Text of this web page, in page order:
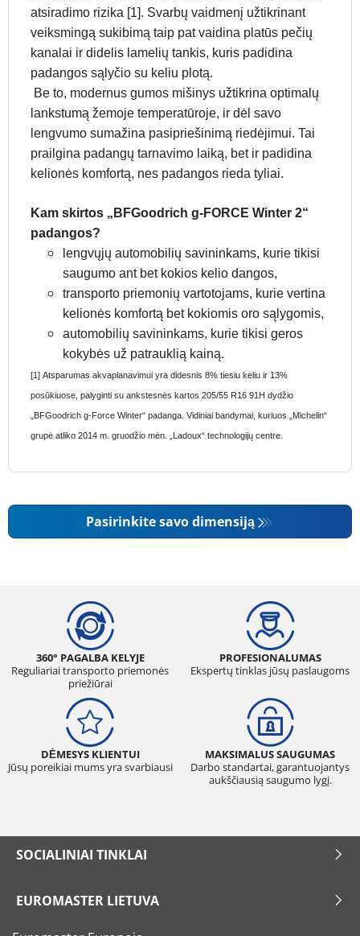
atsiradimo rizika [1]. Svarbų vaidmenį užtikrinant
veiksmingą sukibimą taip pat vaidina platūs pečių
kanalai ir didelis lamelių tankis, kuris padidina
padangos sąlyčio su keliu plotą.
Be to, modernus gumos mišinys užtikrina optimalų
lankstumą žemoje temperatūroje, ir dėl savo
lengvumo sumažina pasipriešinimą riedėjimui. Tai
prailgina padangų tarnavimo laiką, bet ir padidina
kelionės komfortą, nes padangos rieda tyliai.
Kam skirtos „BFGoodrich g-FORCE Winter 2“
padangos?
lengvųjų automobilių savininkams, kurie tikisi
saugumo ant bet kokios kelio dangos,
transporto priemonių vartotojams, kurie vertina
kelionės komfortą bet kokiomis oro sąlygomis,
automobilių savininkams, kurie tikisi geros
kokybės už patrauklią kainą.
[1] Atsparumas akvaplanavimui yra didesnis 8% tiesiu keliu ir 13%
posūkiuose, palyginti su ankstesnės kartos 205/55 R16 91H dydžio
„BFGoodrich g-Force Winter“ padanga. Vidiniai bandymai, kuriuos „Michelin“
grupė atliko 2014 m. gruodžio mėn. „Ladoux“ technologijų centre.
Pasirinkite savo dimensiją
360° PAGALBA KELYJE
Reguliariai transporto priemonės
priežiūrai
PROFESIONALUMAS
Ekspertų tinklas jūsų paslaugoms
DĖMESYS KLIENTUI
Jūsų poreikiai mums yra svarbiausi
MAKSIMALUS SAUGUMAS
Darbo standartai, garantuojantys
aukščiausią saugumo lygį.
SOCIALINIAI TINKLAI
EUROMASTER LIETUVA